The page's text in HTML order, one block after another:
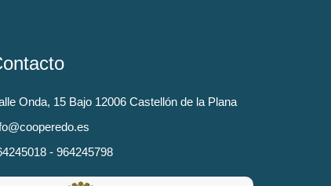
Onda, 15 Bajo 12006 Castellón de la Plana
- 964245798